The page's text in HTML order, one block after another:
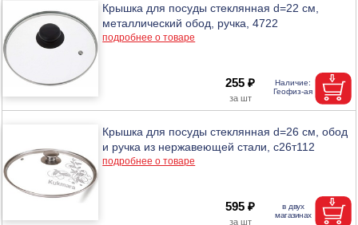
Крышка для посуды стеклянная d=22 см,
металлический обод, ручка, 4722
подробнее о товаре
255 ₽
Крышка для посуды стеклянная d=26 см, обод
и ручка из нержавеющей стали, с26т112
подробнее о товаре
595 ₽